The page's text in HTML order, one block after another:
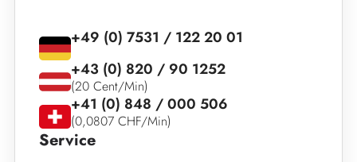
Service
+49 (0) 7531 / 122 20 01
+43 (0) 820 / 90 1252
(20 Cent/Min)
+41 (0) 848 / 000 506
(0,0807 CHF/Min)